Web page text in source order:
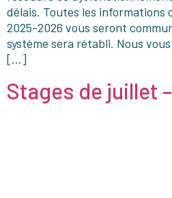
délais. Toutes les informations
2025-2026 vous seront
système sera rétabli. Nous
[…]
Stages de juillet